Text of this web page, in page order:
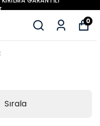
0
Sırala